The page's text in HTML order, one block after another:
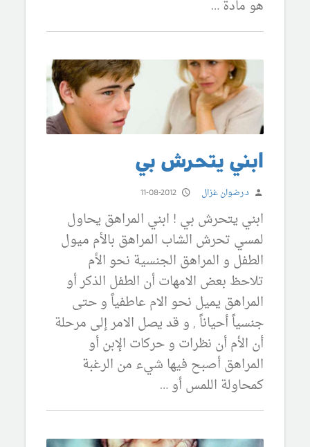
هو مادة …
ابني يتحرش بي
د.رضوان غزال 11-08-2012
ابني يتحرش بي ! ابني المراهق يحاول
لمسي تحرش الشاب المراهق بالأم ميول
الطفل و المراهق الجنسية نحو الأم
تلاحظ بعض الامهات أن الطفل الذكر أو
المراهق يميل نحو الام عاطفياً و حتى
جنسياً أحياناً , و قد يصل الامر إلى مرحلة
أن الأم أن نظرات و حركات الإبن أو
المراهق أصبح فيها شيء من الرغبة
كمحاولة اللمس أو …